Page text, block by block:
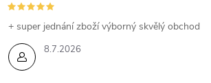
8.7.2026
+ super jednání zboží výborný skvělý obchod